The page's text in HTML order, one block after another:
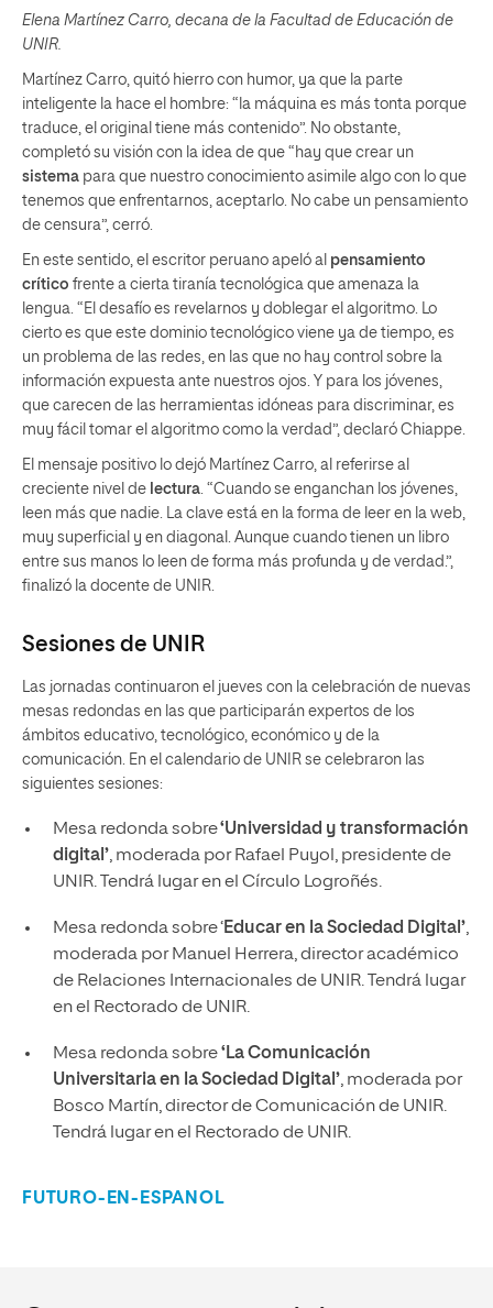
Elena Martínez Carro, decana de la Facultad de Educación de
UNIR.
Martínez Carro, quitó hierro con humor, ya que la parte
inteligente la hace el hombre: “la máquina es más tonta porque
traduce, el original tiene más contenido”. No obstante,
completó su visión con la idea de que “hay que crear un
sistema para que nuestro conocimiento asimile algo con lo que
tenemos que enfrentarnos, aceptarlo. No cabe un pensamiento
de censura”, cerró.
En este sentido, el escritor peruano apeló al pensamiento
crítico frente a cierta tiranía tecnológica que amenaza la
lengua. “El desafío es revelarnos y doblegar el algoritmo. Lo
cierto es que este dominio tecnológico viene ya de tiempo, es
un problema de las redes, en las que no hay control sobre la
información expuesta ante nuestros ojos. Y para los jóvenes,
que carecen de las herramientas idóneas para discriminar, es
muy fácil tomar el algoritmo como la verdad”, declaró Chiappe.
El mensaje positivo lo dejó Martínez Carro, al referirse al
creciente nivel de lectura. “Cuando se enganchan los jóvenes,
leen más que nadie. La clave está en la forma de leer en la web,
muy superficial y en diagonal. Aunque cuando tienen un libro
entre sus manos lo leen de forma más profunda y de verdad.”,
finalizó la docente de UNIR.
Sesiones de UNIR
Las jornadas continuaron el jueves con la celebración de nuevas
mesas redondas en las que participarán expertos de los
ámbitos educativo, tecnológico, económico y de la
comunicación. En el calendario de UNIR se celebraron las
siguientes sesiones:
Mesa redonda sobre‘Universidad y transformación
digital’, moderada por Rafael Puyol, presidente de
UNIR. Tendrá lugar en el Círculo Logroñés.
Mesa redonda sobre ‘Educar en la Sociedad Digital’,
moderada por Manuel Herrera, director académico
de Relaciones Internacionales de UNIR. Tendrá lugar
en el Rectorado de UNIR.
Mesa redonda sobre‘La Comunicación
Universitaria en la Sociedad Digital’, moderada por
Bosco Martín, director de Comunicación de UNIR.
Tendrá lugar en el Rectorado de UNIR.
FUTURO-EN-ESPANOL